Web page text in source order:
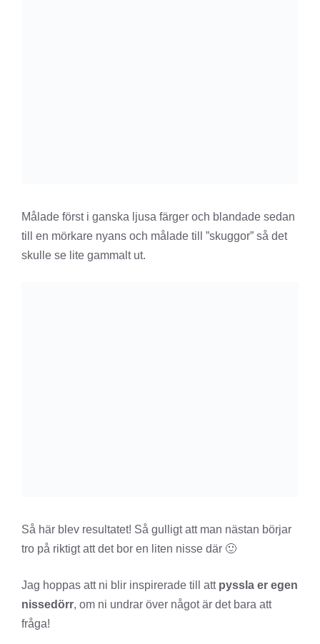
Målade först i ganska ljusa färger och blandade sedan
till en mörkare nyans och målade till ”skuggor” så det
skulle se lite gammalt ut.
Så här blev resultatet! Så gulligt att man nästan börjar
tro på riktigt att det bor en liten nisse där 🙂
Jag hoppas att ni blir inspirerade till att pyssla er egen
nissedörr, om ni undrar över något är det bara att
fråga!